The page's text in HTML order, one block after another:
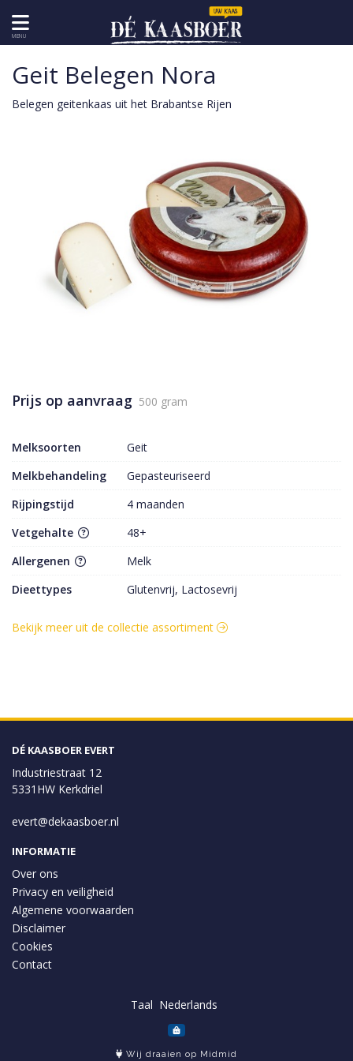
MENU
Geit Belegen Nora
Belegen geitenkaas uit het Brabantse Rijen
Prijs op aanvraag 500 gram
Melksoorten
Geit
Melkbehandeling
Gepasteuriseerd
Rijpingstijd
4 maanden
Vetgehalte
48+
Allergenen
Melk
Dieettypes
Glutenvrij, Lactosevrij
Bekijk meer uit de collectie assortiment
DÉ KAASBOER EVERT
Industriestraat 12
5331HW Kerkdriel
evert@dekaasboer.nl
INFORMATIE
Over ons
Privacy en veiligheid
Algemene voorwaarden
Disclaimer
Cookies
Contact
Taal
Wij draaien op Midmid